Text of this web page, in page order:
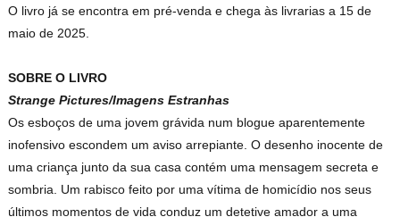
O livro já se encontra em pré-venda e chega às livrarias a 15 de
maio de 2025.
SOBRE O LIVRO
Strange Pictures/Imagens Estranhas
Os esboços de uma jovem grávida num blogue aparentemente
inofensivo escondem um aviso arrepiante. O desenho inocente de
uma criança junto da sua casa contém uma mensagem secreta e
sombria. Um rabisco feito por uma vítima de homicídio nos seus
últimos momentos de vida conduz um detetive amador a uma